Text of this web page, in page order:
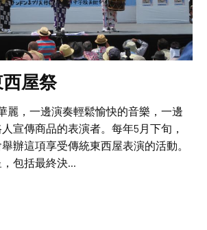
屋祭
麗，一邊演奏輕鬆愉快的音樂，一邊
宣傳商品的表演者。每年5月下旬，
辦這項享受傳統東西屋表演的活動。
包括最終決...